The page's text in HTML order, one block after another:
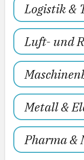
Logistik &
Luft- und
Metall &
Pharma &